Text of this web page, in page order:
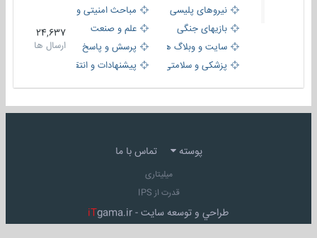
نیروهای پلیسی
مباحث امنیتی و اطلاعاتی
بازیهای جنگی
علم و صنعت
سایت و وبلاگ ها
پرسش و پاسخ
پزشکی و سلامتی
پیشنهادات و انتقادات
24,637
ارسال ها
پوسته تماس با ما
میلیتاری
قدرت از IPS
طراحي و توسعه سايت - iTgama.ir